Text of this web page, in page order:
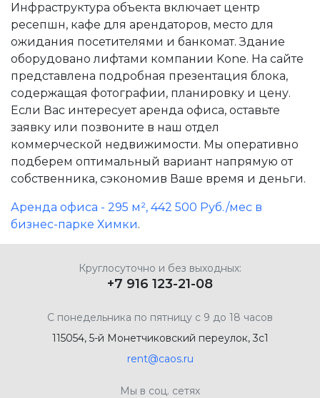
Инфраструктура объекта включает центр
ресепшн, кафе для арендаторов, место для
ожидания посетителями и банкомат. Здание
оборудовано лифтами компании Kone. На сайте
представлена подробная презентация блока,
содержащая фотографии, планировку и цену.
Если Вас интересует аренда офиса, оставьте
заявку или позвоните в наш отдел
коммерческой недвижимости. Мы оперативно
подберем оптимальный вариант напрямую от
собственника, сэкономив Ваше время и деньги.
Аренда офиса - 295 м², 442 500 Руб./мес в
бизнес-парке Химки.
Круглосуточно и без выходных:
+7 916 123-21-08
С понедельника по пятницу с 9 до 18 часов
115054, 5-й Монетчиковский переулок, 3с1
rent@caos.ru
Мы в соц. сетях